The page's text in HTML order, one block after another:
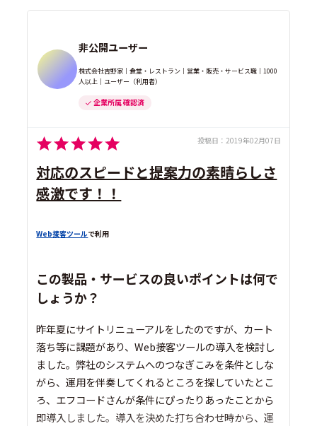
非公開ユーザー
株式会社吉野家｜食堂・レストラン｜営業・販売・サービス職｜1000
人以上｜ユーザー（利用者）
企業所属 確認済
投稿日： 2019年02月07日
対応のスピードと提案力の素晴らしさ
感激です！！
Web接客ツールで利用
この製品・サービスの良いポイントは何で
しょうか？
昨年夏にサイトリニューアルをしたのですが、カート
落ち等に課題があり、Web接客ツールの導入を検討し
ました。弊社のシステムへのつなぎこみを条件としな
がら、運用を伴奏してくれるところを探していたとこ
ろ、エフコードさんが条件にぴったりあったことから
即導入しました。導入を決めた打ち合わせ時から、運